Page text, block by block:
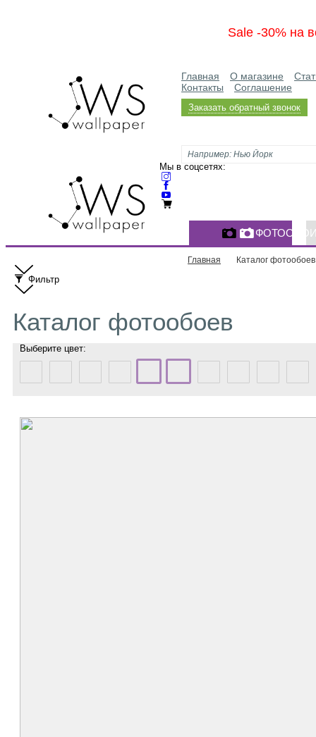
Sale -30% на
Главная О магазине
Контакты
Соглашение
Заказать обратный звонок
Мы в соцсетях:
Главная Каталог фотообоев
Фильтр
Каталог фотообоев
Выберите цвет: